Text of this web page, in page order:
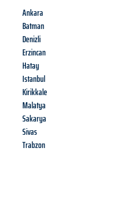
Ankara
Batman
Denizli
Erzincan
Hatay
Istanbul
Kirikkale
Malatya
Sakarya
Sivas
Trabzon